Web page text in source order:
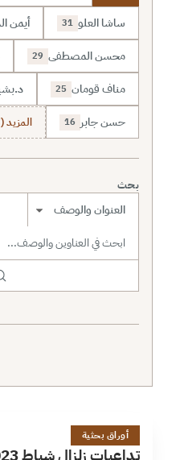
ساشا العلو 31 أيمن
محسن المصطفى 29
مناف قومان 25
حسن جابر 16 المزيد (17)
بحث
نطاق البحث
ت6 دقائق
أوراق بحثية